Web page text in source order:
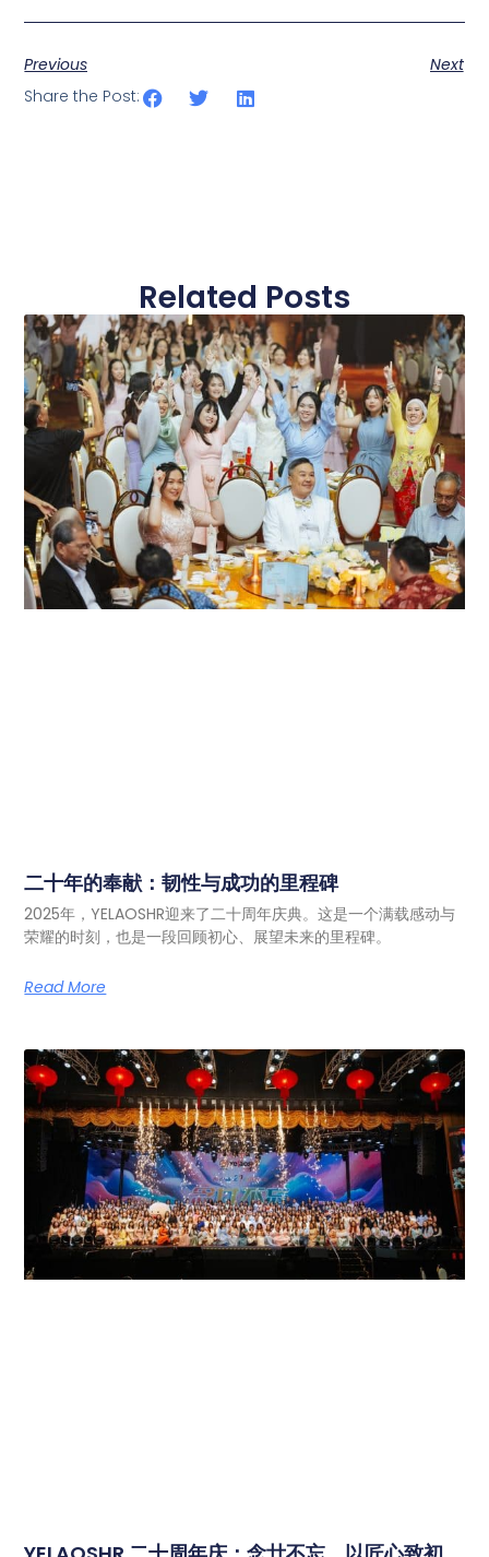
Previous
Next
Share the Post:
Related Posts
二十年的奉献：韧性与成功的里程碑
2025年，YELAOSHR迎来了二十周年庆典。这是一个满载感动与
荣耀的时刻，也是一段回顾初心、展望未来的里程碑。
Read More